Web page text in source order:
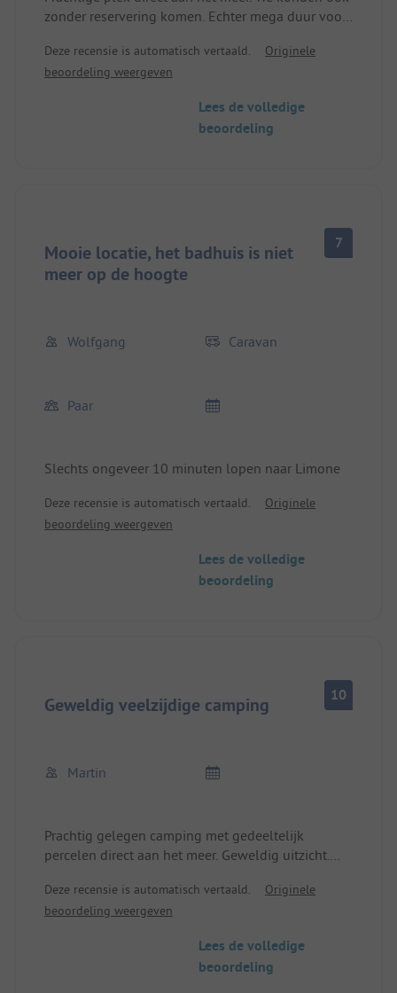
zonder reservering komen. Echter mega duur voor
Deze recensie is automatisch vertaald.
Originele
beoordeling weergeven
Lees de volledige
beoordeling
Mooie locatie, het badhuis is niet
meer op de hoogte
7
Wolfgang Caravan
Paar
Slechts ongeveer 10 minuten lopen naar Limone
Deze recensie is automatisch vertaald.
Originele
beoordeling weergeven
Lees de volledige
beoordeling
Geweldig veelzijdige camping 10
Martin
Prachtig gelegen camping met gedeeltelijk
percelen direct aan het meer. Geweldig uitzicht.
10 minuten lopen naar de oude stad.
Zeer mooi zwembad met een geweldig uitzicht.
tegels maar schoon en voldoende!
Begrijp totaal niet de slechte beoordeling ??? 🤷‍♂️
Deze recensie is automatisch vertaald.
Originele
beoordeling weergeven
Lees de volledige
beoordeling